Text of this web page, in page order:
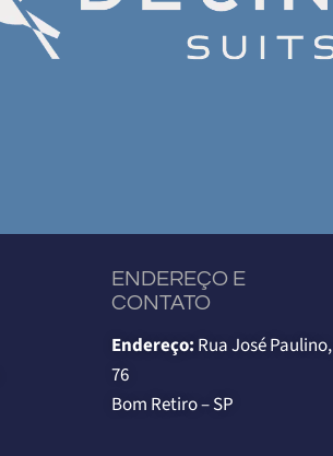
ENDEREÇO E
CONTATO
Endereço: Rua José Paulino,
76
Bom Retiro – SP